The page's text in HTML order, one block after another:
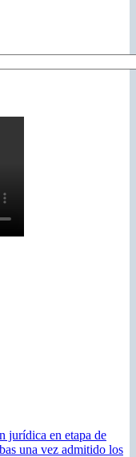
jurídica en etapa de
una vez admitido los